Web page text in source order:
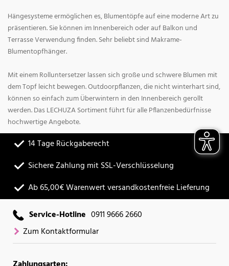
Hängesysteme ermöglichen es, Blumentöpfe auf eine moderne Art zu
präsentieren. Sie können im Innenbereich oder auf Balkon und
Terrasse Verwendung finden. Sehr beliebt sind Makrame-
Blumentopfhänger.
Mit einem Rolluntersetzer lassen sich große und schwere Blumen mit
dem Topf leicht bewegen. Outdoorpflanzen, die nicht winterhart sind,
können so einfach zum Überwintern in den Innenbereich gerollt
werden. Das LECHUZA Sortiment führt für alle Pflanzenbedürfnisse
hochwertige Angebote.
14 Tage Rückgaberecht
Sichere Zahlung mit SSL-Verschlüsselung
Ab 65,00€ Warenwert versandkostenfreie Lieferung
Service-Hotline 0911 9666 2660
Zum Kontaktformular